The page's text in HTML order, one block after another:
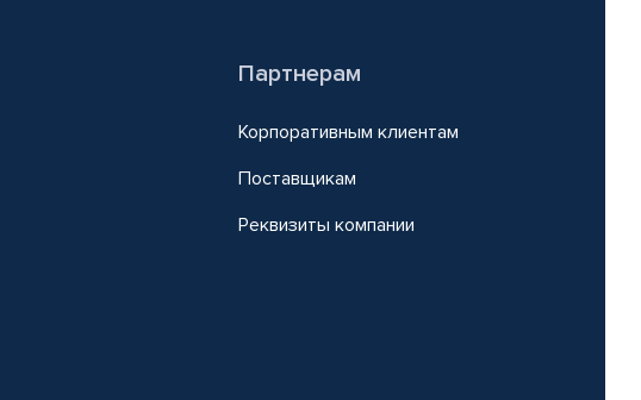
Партнерам
Корпоративным клиентам
Поставщикам
Реквизиты компании